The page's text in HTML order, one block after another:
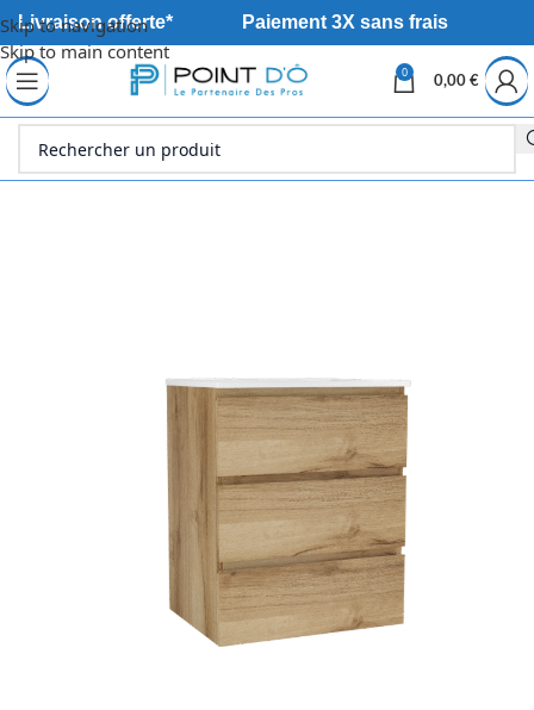
Skip to navigation
Skip to main content
Livraison offerte* Paiement 3X sans frais
0
0,00 €
Accueil Sanitaire Meuble